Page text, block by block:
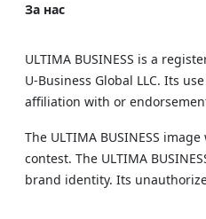
За нас
ULTIMA BUSINESS is a
U‑Business Global LLC. Its
affiliation with or
The ULTIMA BUSINESS
contest. The ULTIMA
brand identity. Its